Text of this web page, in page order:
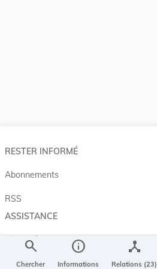
search
Chercher
info
Informations
device_hub
Relations (23)
RESTER INFORMÉ
Abonnements
RSS
ASSISTANCE
Aide et à propos
Projet Casemates